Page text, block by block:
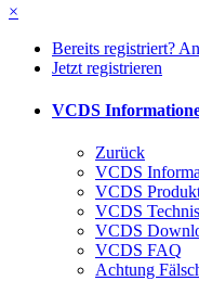
×
Bereits registriert?
Jetzt registrieren
VCDS
Zurück
VCDS
VCDS
VCDS
VCDS
VCDS FAQ
Achtung